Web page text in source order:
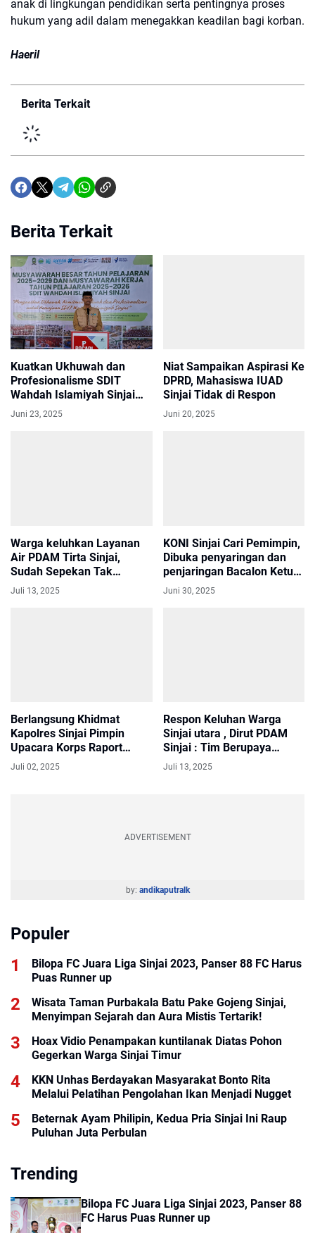
anak di lingkungan pendidikan serta pentingnya proses
hukum yang adil dalam menegakkan keadilan bagi korban.
Haeril
Berita Terkait
Berita Terkait
Kuatkan Ukhuwah dan
Profesionalisme SDIT
Wahdah Islamiyah Sinjai
Sukses Gelar Musyawarah
Juni 23, 2025
Niat Sampaikan Aspirasi Ke
DPRD, Mahasiswa IUAD
Sinjai Tidak di Respon
Juni 20, 2025
Warga keluhkan Layanan
Air PDAM Tirta Sinjai,
Sudah Sepekan Tak
Mengalir
Juli 13, 2025
KONI Sinjai Cari Pemimpin,
Dibuka penyaringan dan
penjaringan Bacalon Ketua
KONI ini Jadwalnya
Juni 30, 2025
Berlangsung Khidmat
Kapolres Sinjai Pimpin
Upacara Korps Raport
Kenaikan Pangkat 23
Personel
Juli 02, 2025
Respon Keluhan Warga
Sinjai utara , Dirut PDAM
Sinjai : Tim Berupaya
Lakukan Perbaikan Pipa
Bocor Secepatnya
Juli 13, 2025
ADVERTISEMENT
by: andikaputralk
Populer
Bilopa FC Juara Liga Sinjai 2023, Panser 88 FC Harus
Puas Runner up
Wisata Taman Purbakala Batu Pake Gojeng Sinjai,
Menyimpan Sejarah dan Aura Mistis Tertarik!
Hoax Vidio Penampakan kuntilanak Diatas Pohon
Gegerkan Warga Sinjai Timur
KKN Unhas Berdayakan Masyarakat Bonto Rita
Melalui Pelatihan Pengolahan Ikan Menjadi Nugget
Beternak Ayam Philipin, Kedua Pria Sinjai Ini Raup
Puluhan Juta Perbulan
Trending
Bilopa FC Juara Liga Sinjai 2023, Panser 88
FC Harus Puas Runner up